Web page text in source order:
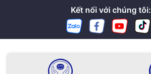
Kết nối với chúng tôi: